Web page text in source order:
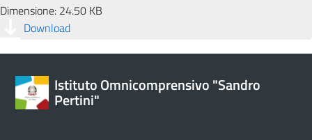
Dimensione: 24.50 KB
Download
Istituto Omnicomprensivo "Sandro
Pertini"